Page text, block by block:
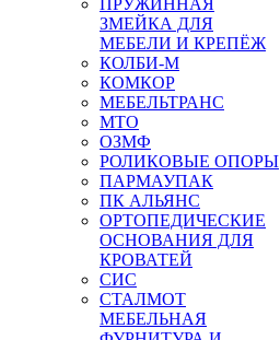
ПРУЖИННАЯ
ЗМЕЙКА ДЛЯ
МЕБЕЛИ И КРЕПЁЖ
КОЛБИ-М
КОМКОР
МЕБЕЛЬТРАНС
MTO
ОЗМФ
РОЛИКОВЫЕ ОПОРЫ
ПАРМАУПАК
ПК АЛЬЯНС
ОРТОПЕДИЧЕСКИЕ
ОСНОВАНИЯ ДЛЯ
КРОВАТЕЙ
СИС
СТАЛМОТ
МЕБЕЛЬНАЯ